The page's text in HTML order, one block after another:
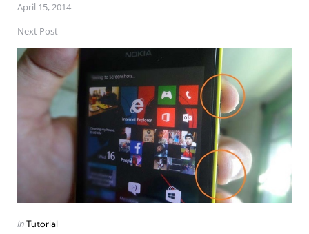
April 15, 2014
Next Post
Posted
inTutorial